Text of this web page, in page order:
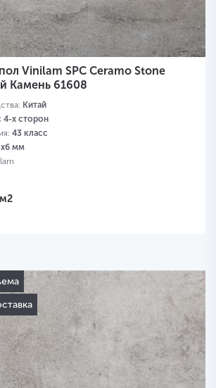
Vinilam SPC Ceramo Stone
Камень 61608
Китай
4-х сторон
43 класс
мм
м2